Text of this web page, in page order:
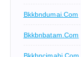
Bkkbndumai.com
Bkkbnbatam.com